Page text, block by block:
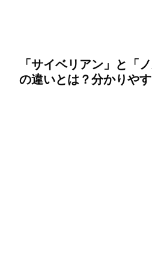
「サイベリアン」と「
の違いとは？分かりや